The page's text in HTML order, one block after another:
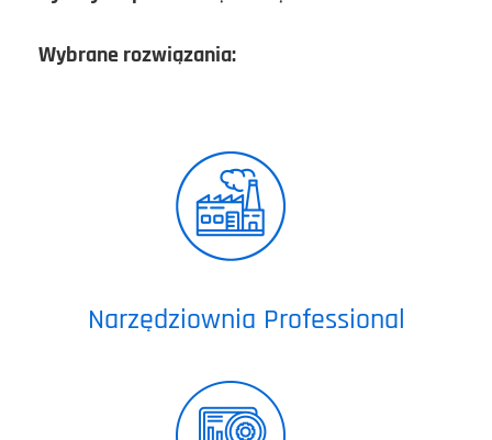
Wybrane rozwiązania:
Narzędziownia Professional